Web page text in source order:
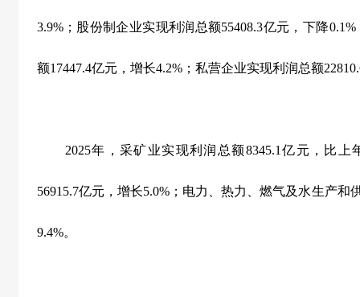
3.9% ；股份制企业实现利润总额55408.3亿元，下降0.1%
额17447.4亿元，增长4.2% ；私营企业实现利润总额
2025年，采矿业实现利润总额8345.1 亿元，比上
56915.7亿元，增长5.0% ；电力、热力、燃气及水生产和
9.4%。